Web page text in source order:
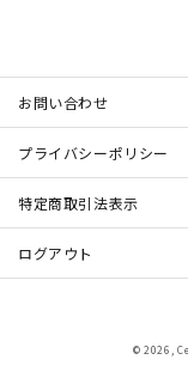
お問い合わせ
プライバシーポリシー
特定商取引法表示
ログアウト
© 2026,